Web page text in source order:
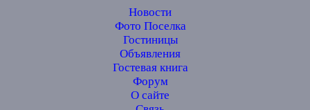
Новости
Фото Поселка
Гостиницы
Объявления
Гостевая книга
Форум
О сайте